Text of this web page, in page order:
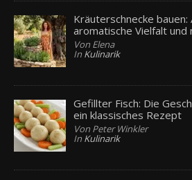
Kräuterschnecke bauen:
aromatische Vielfalt
Von Elena
In Kulinarik
Gefillter Fisch: Die
ein klassisches Rezept
Von Peter Winkler
In Kulinarik